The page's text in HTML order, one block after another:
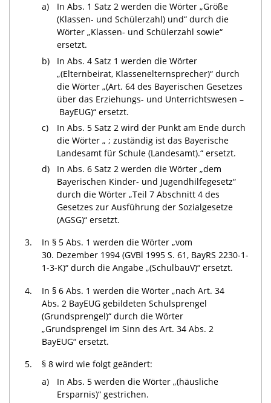
a)
In Abs. 1 Satz 2 werden die Wörter „Größe
(Klassen- und Schülerzahl) und“ durch die
Wörter „Klassen- und Schülerzahl sowie“
ersetzt.
b)
In Abs. 4 Satz 1 werden die Wörter
„(Elternbeirat, Klassenelternsprecher)“ durch
die Wörter „(Art. 64 des Bayerischen Gesetzes
über das Erziehungs- und Unterrichtswesen –
BayEUG)“ ersetzt.
c)
In Abs. 5 Satz 2 wird der Punkt am Ende durch
die Wörter „ ; zuständig ist das Bayerische
Landesamt für Schule (Landesamt).“ ersetzt.
d)
In Abs. 6 Satz 2 werden die Wörter „dem
Bayerischen Kinder- und Jugendhilfegesetz“
durch die Wörter „Teil 7 Abschnitt 4 des
Gesetzes zur Ausführung der Sozialgesetze
(AGSG)“ ersetzt.
3.
In § 5 Abs. 1 werden die Wörter „vom
30. Dezember 1994 (GVBl 1995 S. 61, BayRS 2230-1-
1-3-K)“ durch die Angabe „(SchulbauV)“ ersetzt.
4.
In § 6 Abs. 1 werden die Wörter „nach Art. 34
Abs. 2 BayEUG gebildeten Schulsprengel
(Grundsprengel)“ durch die Wörter
„Grundsprengel im Sinn des Art. 34 Abs. 2
BayEUG“ ersetzt.
5.
§ 8 wird wie folgt geändert:
a)
In Abs. 5 werden die Wörter „(häusliche
Ersparnis)“ gestrichen.